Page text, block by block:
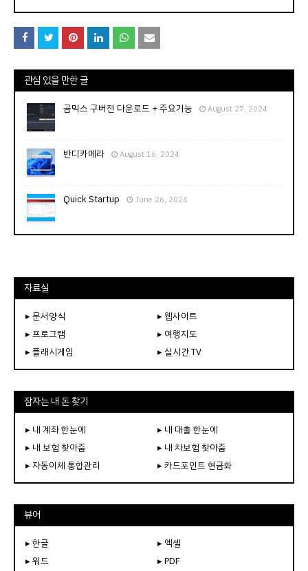
관심 있을 만한 글
곰믹스 구버전 다운로드 + 주요기능 August 27, 2024
반디카메라 August 16, 2024
Quick Startup June 26, 2024
자료실
▸ 문서양식
▸ 웹사이트
▸ 프로그램
▸ 여행지도
▸ 플래시게임
▸ 실시간 TV
잠자는 내 돈 찾기
▸ 내 계좌 한눈에
▸ 내 대출 한눈에
▸ 내 보험 찾아줌
▸ 내 차보험 찾아줌
▸ 자동이체 통합관리
▸ 카드포인트 현금화
뷰어
▸ 한글
▸ 엑셀
▸ 워드
▸ PDF